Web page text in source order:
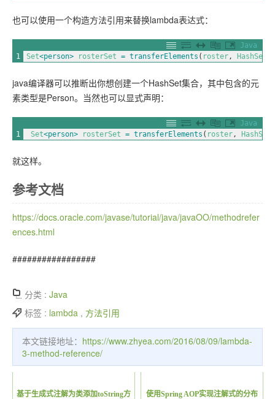
也可以使用一个构造方法引用来替换lambda表达式：
Java
1
Set<person> rosterSet = transferElements ( roster, HashSet
java编译器可以推断出你想创建一个HashSet集合，其中包含的元
素类型是Person。当然也可以显式声明：
Java
1
Set<person> rosterSet = transferElements ( roster, HashSet
就这样。
参考文档
https://docs.oracle.com/javase/tutorial/java/javaOO/methodrefer
ences.html
#################
分类 : Java
标签 : lambda , 方法引用
本文链接地址： https://www.zhyea.com/2016/08/09/lambda-
3-method-reference/
基于生成式注解为类添加toString方
使用Spring AOP实现注解式的分布